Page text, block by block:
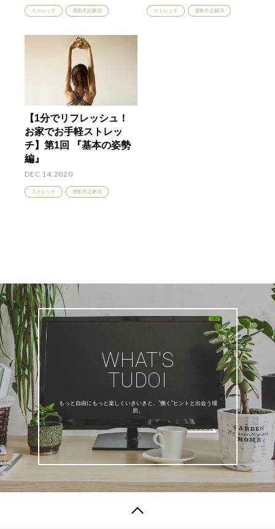
ストレッチ 運動不足解消 ストレッチ 運動不足解消
【1分でリフレッシュ！
お家でお手軽ストレッ
チ】第1回 『基本の姿勢
編』
DEC 14.2020
ストレッチ 運動不足解消
WHAT'S
TUDOI
もっと自由にもっと楽しくいきいきと。”働く”ヒントと出会う場
所。